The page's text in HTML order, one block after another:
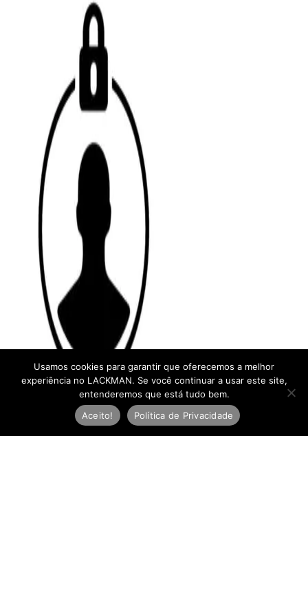
Usamos cookies para garantir que oferecemos a melhor
experiência no LACKMAN. Se você continuar a usar este site,
entenderemos que está tudo bem.
Aceito!
Política de Privacidade